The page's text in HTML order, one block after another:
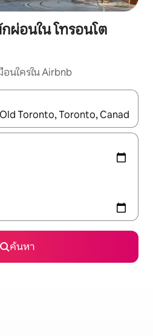
อนใน โทรอนโต
นใครใน Airbnb
ผัสหรือปัด เพื่อสำรวจผลการค้นหา
ค้นหา